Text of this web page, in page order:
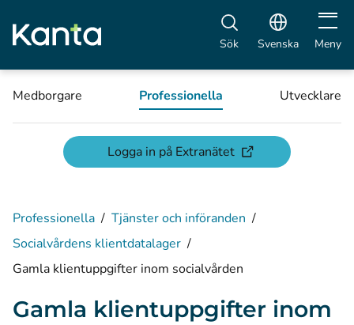
Sök Svenska Öppna
Meny
Medborgare Professionella Utvecklare
Logga in på Extranätet(öppnas i ett nytt
Professionella / Tjänster och införanden /
Socialvårdens klientdatalager /
Gamla klientuppgifter inom socialvården
Gamla klientuppgifter inom